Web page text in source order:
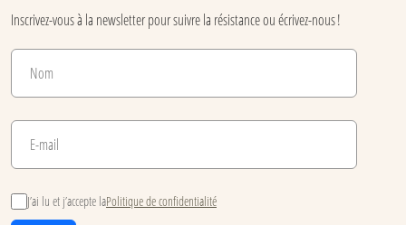
Inscrivez-vous à la newsletter pour suivre la résistance ou écrivez-nous !
J’ai lu et j’accepte laPolitique de confidentialité